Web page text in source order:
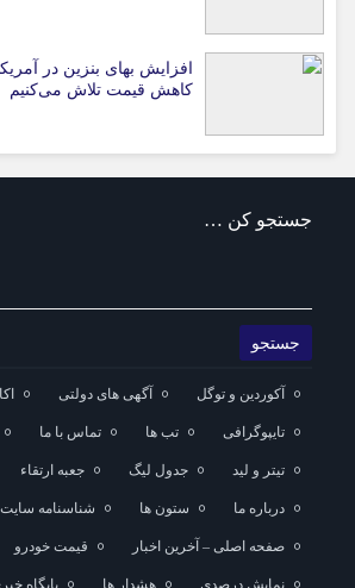
افزایش بهای بنزین در
کاهش قیمت تلاش می‌کنیم
جستجو کن …
آکوردین و توگل آگهی های دولتی
تایپوگرافی تب ها تماس با ما
تیتر و لید جدول لیگ جعبه ارتقاء
درباره ما ستون ها شناسنامه سایت
صفحه اصلی – آخرین اخبار قیمت خودرو
نمایش درصدی هشدار ها پایگاه